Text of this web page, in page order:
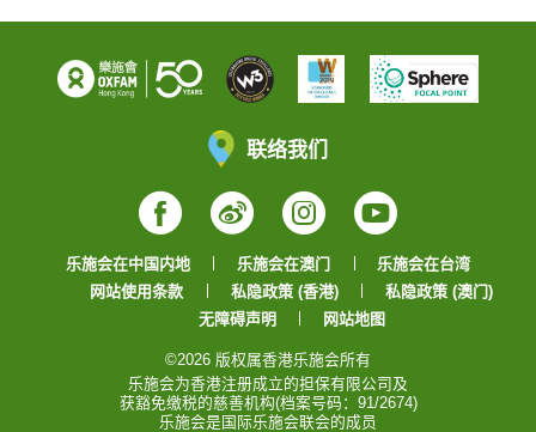
联络我们
Facebook
WeiboInstagram
YouTube
乐施会在中国内地 乐施会在澳门
乐施会在台湾
网站使用条款
私隐政策 (香港)
私隐政策 (澳门)
无障碍声明
网站地图
©2026 版权属香港乐施会所有
乐施会为香港注册成立的担保有限公司及
获豁免缴税的慈善机构(档案号码：91/2674)
乐施会是国际乐施会联会的成员